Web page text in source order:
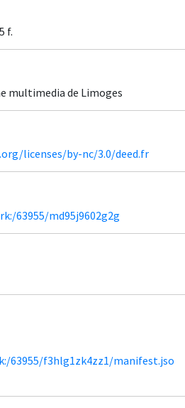
f.
multimedia de Limoges
licenses/by-nc/3.0/deed.fr
63955/md95j9602g2g
63955/f3hlg1zk4zz1/manifest.jso